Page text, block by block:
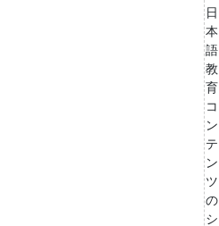
日
本
語
教
育
コ
ン
テ
ン
ツ
の
シ